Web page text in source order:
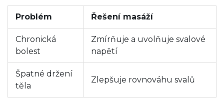
Problém Řešení masáží
Chronická
bolest
Zmírňuje a uvolňuje svalové
napětí
Špatné držení
těla
Zlepšuje rovnováhu svalů